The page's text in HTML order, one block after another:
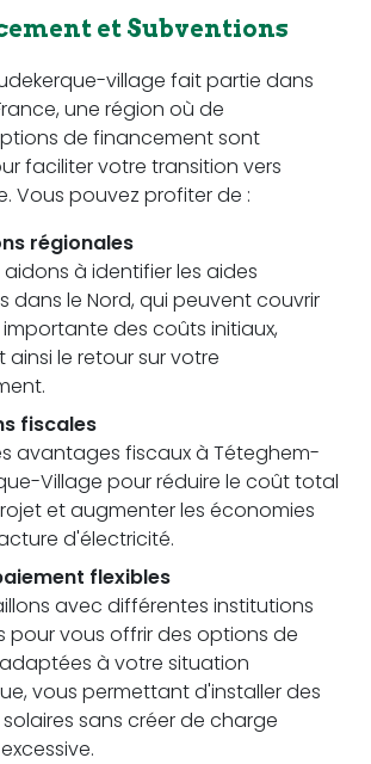
et Subventions
village fait partie dans
une région où de
de financement sont
faciliter votre transition vers
Vous pouvez profiter de :
régionales
aidons à identifier les aides
dans le Nord, qui peuvent couvrir
des coûts initiaux,
le retour sur votre
fiscales
avantages fiscaux à Téteghem-
Village pour réduire le coût total
et augmenter les économies
d'électricité.
flexibles
avec différentes institutions
pour vous offrir des options de
à votre situation
vous permettant d'installer des
sans créer de charge